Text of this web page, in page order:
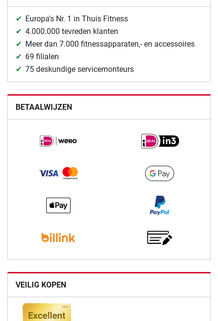
Europa's Nr. 1 in Thuis Fitness
4.000.000 tevreden klanten
Meer dan 7.000 fitnessapparaten,- en accessoires
69 filialen
75 deskundige servicemonteurs
BETAALWIJZEN
VEILIG KOPEN